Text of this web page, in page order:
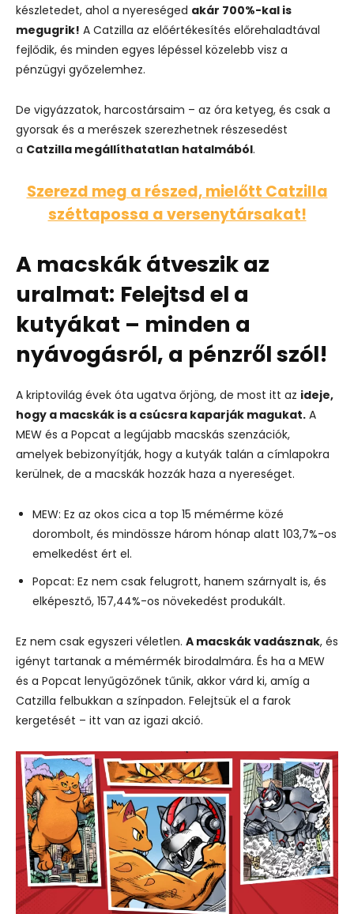
készletedet, ahol a nyereséged akár 700%-kal is
megugrik! A Catzilla az előértékesítés előrehaladtával
fejlődik, és minden egyes lépéssel közelebb visz a
pénzügyi győzelemhez.
De vigyázzatok, harcostársaim – az óra ketyeg, és csak a
gyorsak és a merészek szerezhetnek részesedést
a Catzilla megállíthatatlan hatalmából.
Szerezd meg a részed, mielőtt Catzilla
széttapossa a versenytársakat!
A macskák átveszik az
uralmat: Felejtsd el a
kutyákat – minden a
nyávogásról, a pénzről szól!
A kriptovilág évek óta ugatva őrjöng, de most itt az ideje,
hogy a macskák is a csúcsra kaparják magukat. A
MEW és a Popcat a legújabb macskás szenzációk,
amelyek bebizonyítják, hogy a kutyák talán a címlapokra
kerülnek, de a macskák hozzák haza a nyereséget.
MEW: Ez az okos cica a top 15 mémérme közé
dorombolt, és mindössze három hónap alatt 103,7%-os
emelkedést ért el.
Popcat: Ez nem csak felugrott, hanem szárnyalt is, és
elképesztő, 157,44%-os növekedést produkált.
Ez nem csak egyszeri véletlen. A macskák vadásznak, és
igényt tartanak a mémérmék birodalmára. És ha a MEW
és a Popcat lenyűgözőnek tűnik, akkor várd ki, amíg a
Catzilla felbukkan a színpadon. Felejtsük el a farok
kergetését – itt van az igazi akció.